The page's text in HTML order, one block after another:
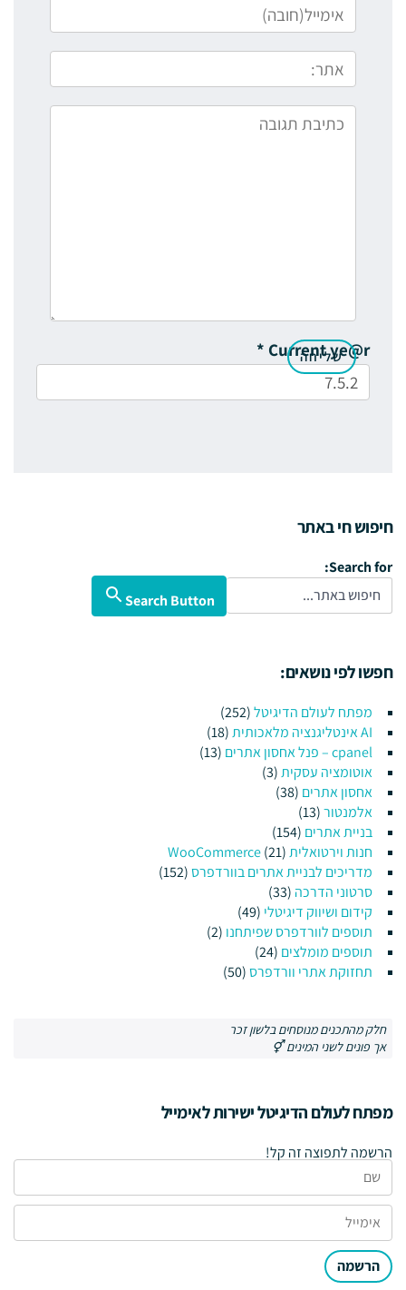
Current ye@r
*
חיפוש חי באתר
Search for:
Search Button
חפשו לפי נושאים:
מפתח לעולם הדיגיטל(252)
AI אינטליגנציה מלאכותית
(18)
cpanel – פנל אחסון אתרים
(13)
אוטומציה עסקית(3)
אחסון אתרים(38)
אלמנטור(13)
בניית אתרים(154)
חנות וירטואלית WooCommerce(21)
מדריכים לבניית אתרים בוורדפרס(152)
סרטוני הדרכה(33)
קידום ושיווק דיגיטלי(49)
תוספים לוורדפרס שפיתחנו(2)
תוספים מומלצים(24)
תחזוקת אתרי וורדפרס(50)
חלק מהתכנים מנוסחים בלשון זכר
אך פונים לשני המינים ⚥
מפתח לעולם הדיגיטל ישירות לאימייל
הרשמה לתפוצה זה קל!
הרשמה